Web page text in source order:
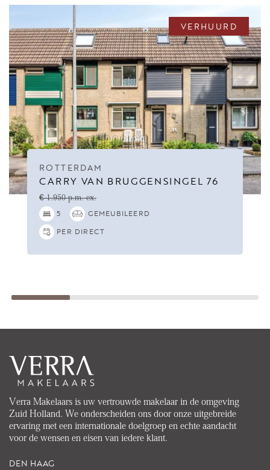
VERHUURD
ROTTERDAM
CARRY VAN BRUGGENSINGEL 76
€ 1.950 p.m. ex.
5
GEMEUBILEERD
PER DIRECT
Verra Makelaars is uw vertrouwde makelaar in de omgeving
Zuid Holland. We onderscheiden ons door onze uitgebreide
ervaring met een internationale doelgroep en echte aandacht
voor de wensen en eisen van iedere klant.
DEN HAAG